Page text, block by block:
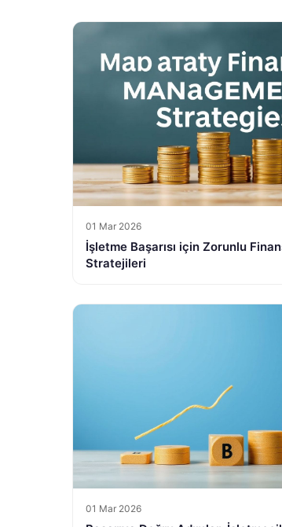
01 Mar 2026
İşletme Başarısı için Zorunlu
Stratejileri
01 Mar 2026